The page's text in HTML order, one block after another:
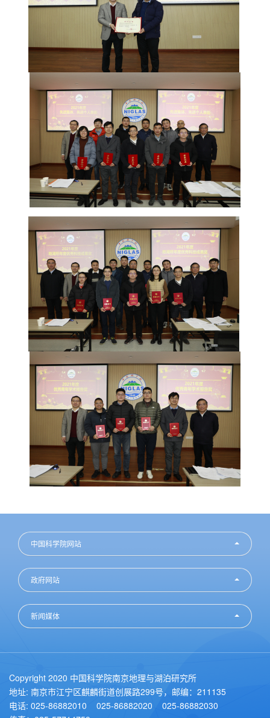
中国科学院网站
政府网站
新闻媒体
Copyright 2020 中国科学院南京地理与湖泊研究所
地址: 南京市江宁区麒麟街道创展路299号，邮编：211135
电话: 025-86882010 025-86882020 025-86882030